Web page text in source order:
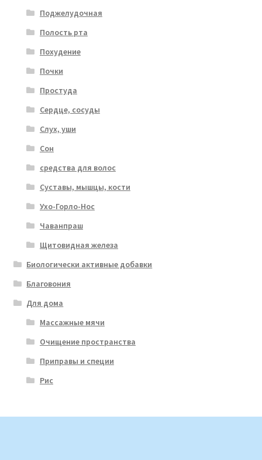
Поджелудочная
Полость рта
Похудение
Почки
Простуда
Сердце, сосуды
Слух, уши
Сон
средства для волос
Суставы, мышцы, кости
Ухо-Горло-Нос
Чаванпраш
Щитовидная железа
Биологически активные добавки
Благовония
Для дома
Массажные мячи
Очищение пространства
Приправы и специи
Рис